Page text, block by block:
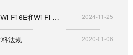
越南MIC公布了用于Wi-Fi 6E和Wi-Fi 7的6GHz频段计划草案 2024-11-25
法规 2020-01-06